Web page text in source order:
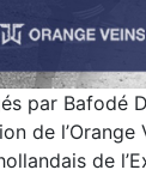
par Bafodé
de l’Orange
de